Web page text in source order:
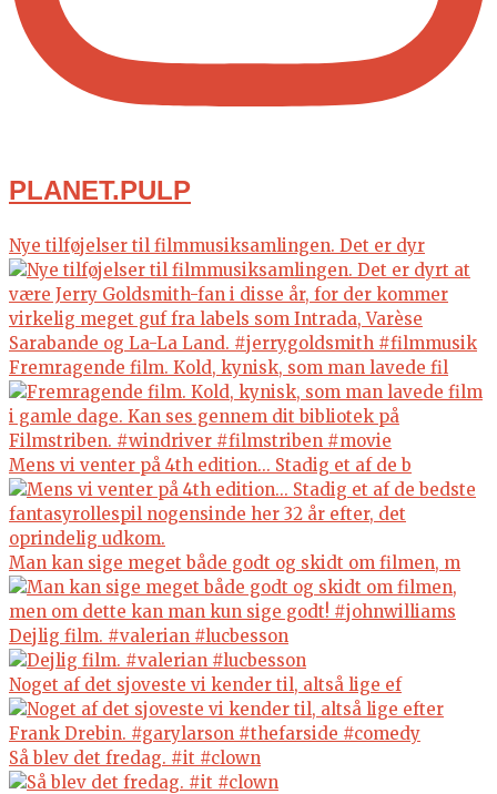
PLANET.PULP
Nye tilføjelser til filmmusiksamlingen. Det er dyr
Fremragende film. Kold, kynisk, som man lavede fil
Mens vi venter på 4th edition... Stadig et af de b
Man kan sige meget både godt og skidt om filmen, m
Dejlig film. #valerian #lucbesson
Noget af det sjoveste vi kender til, altså lige ef
Så blev det fredag. #it #clown